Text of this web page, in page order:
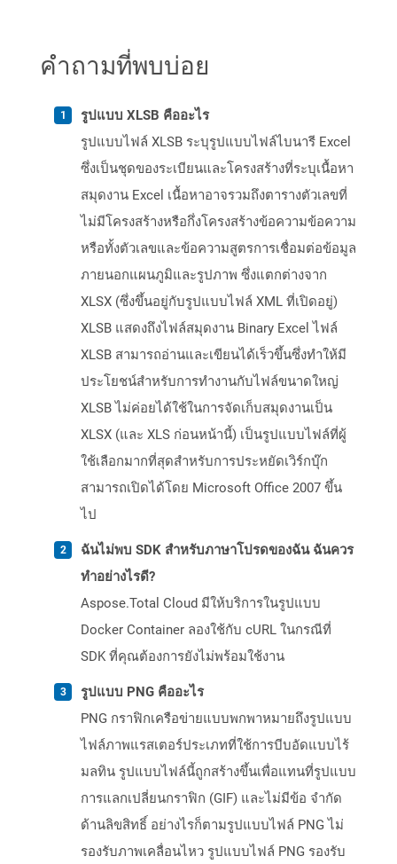
คำถามที่พบบ่อย
รูปแบบ XLSB คืออะไร
รูปแบบไฟล์ XLSB ระบุรูปแบบไฟล์ไบนารี Excel
ซึ่งเป็นชุดของระเบียนและโครงสร้างที่ระบุเนื้อหา
สมุดงาน Excel เนื้อหาอาจรวมถึงตารางตัวเลขที่
ไม่มีโครงสร้างหรือกึ่งโครงสร้างข้อความข้อความ
หรือทั้งตัวเลขและข้อความสูตรการเชื่อมต่อข้อมูล
ภายนอกแผนภูมิและรูปภาพ ซึ่งแตกต่างจาก
XLSX (ซึ่งขึ้นอยู่กับรูปแบบไฟล์ XML ที่เปิดอยู่)
XLSB แสดงถึงไฟล์สมุดงาน Binary Excel ไฟล์
XLSB สามารถอ่านและเขียนได้เร็วขึ้นซึ่งทำให้มี
ประโยชน์สำหรับการทำงานกับไฟล์ขนาดใหญ่
XLSB ไม่ค่อยได้ใช้ในการจัดเก็บสมุดงานเป็น
XLSX (และ XLS ก่อนหน้านี้) เป็นรูปแบบไฟล์ที่ผู้
ใช้เลือกมากที่สุดสำหรับการประหยัดเวิร์กบุ๊ก
สามารถเปิดได้โดย Microsoft Office 2007 ขึ้น
ไป
ฉันไม่พบ SDK สำหรับภาษาโปรดของฉัน ฉันควร
ทำอย่างไรดี?
Aspose.Total Cloud มีให้บริการในรูปแบบ
Docker Container ลองใช้กับ cURL ในกรณีที่
SDK ที่คุณต้องการยังไม่พร้อมใช้งาน
รูปแบบ PNG คืออะไร
PNG กราฟิกเครือข่ายแบบพกพาหมายถึงรูปแบบ
ไฟล์ภาพแรสเตอร์ประเภทที่ใช้การบีบอัดแบบไร้
มลทิน รูปแบบไฟล์นี้ถูกสร้างขึ้นเพื่อแทนที่รูปแบบ
การแลกเปลี่ยนกราฟิก (GIF) และไม่มีข้อ จำกัด
ด้านลิขสิทธิ์ อย่างไรก็ตามรูปแบบไฟล์ PNG ไม่
รองรับภาพเคลื่อนไหว รูปแบบไฟล์ PNG รองรับ